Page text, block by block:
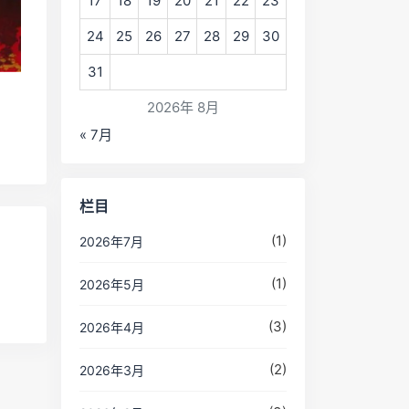
2026年 8月
24 25 26 27 28 29 30
31
« 7月
栏目
2026年7月 (1)
2026年5月 (1)
2026年4月 (3)
2026年3月 (2)